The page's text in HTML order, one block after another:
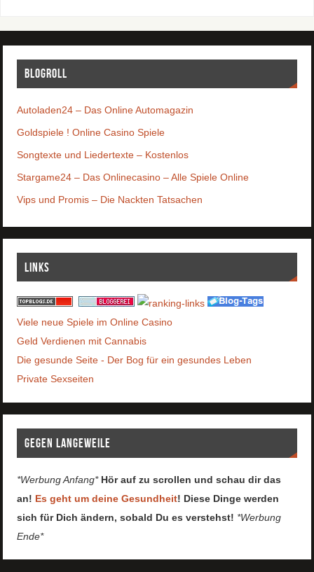
Blogroll
Autoladen24 – Das Online Automagazin
Goldspiele ! Online Casino Spiele
Songtexte und Liedertexte – Kostenlos
Stargame24 – Das Onlinecasino – Alle Spiele Online
Vips und Promis – Die Nackten Tatsachen
Links
Viele neue Spiele im Online Casino
Geld Verdienen mit Cannabis
Die gesunde Seite - Der Bog für ein gesundes Leben
Private Sexseiten
Gegen Langeweile
*Werbung Anfang* Hör auf zu scrollen und schau dir das
an! Es geht um deine Gesundheit! Diese Dinge werden
sich für Dich ändern, sobald Du es verstehst! *Werbung
Ende*